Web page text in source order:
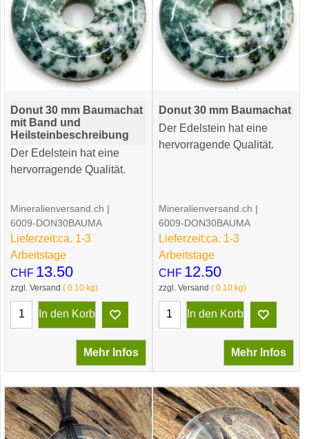
Donut 30 mm Baumachat
mit Band und
Heilsteinbeschreibung
Der Edelstein hat eine
hervorragende Qualität.
CHF 13.50
zzgl. Versand 0.10 kg
Mineralienversand.ch
6009-DON30BAUMA
Lieferzeit:ca. 1-3
Arbeitstage
In den Korb
Mehr Infos
Donut 30 mm Baumachat
Der Edelstein hat eine
hervorragende Qualität.
CHF 12.50
zzgl. Versand 0.10kg
Mineralienversand.ch
6009-DON30BAUMA
Lieferzeit:ca. 1-3
Arbeitstage
In den Korb
Mehr Infos